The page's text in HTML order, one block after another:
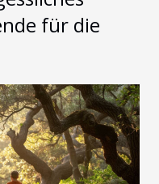
für die